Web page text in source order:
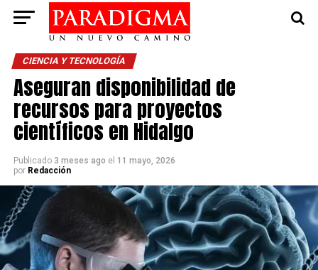
CIENCIA Y TECNOLOGÍA
Aseguran disponibilidad de
recursos para proyectos
científicos en Hidalgo
Publicado 3 meses ago el 11 mayo, 2026
por Redacción